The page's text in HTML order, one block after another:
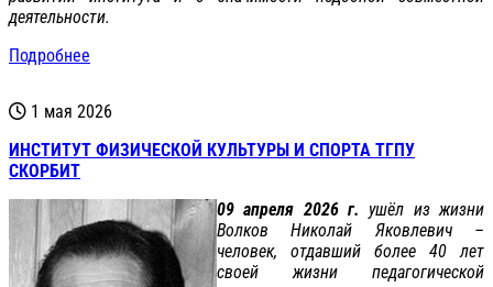
деятельности.
Подробнее
1 мая 2026
ИНСТИТУТ ФИЗИЧЕСКОЙ КУЛЬТУРЫ И СПОРТА ТГПУ
СКОРБИТ
09 апреля 2026 г. ушёл из жизни
Волков Николай Яковлевич –
человек, отдавший более 40 лет
своей жизни педагогической